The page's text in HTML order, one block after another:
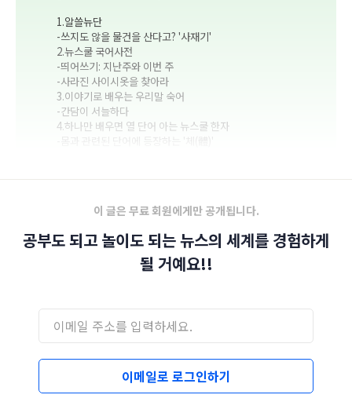
1.알쓸뉴단
-쓰지도 않을 물건을 산다고? '사재기'
2.뉴스쿨 국어사전
-띄어쓰기: 지난주와 이번 주
-사라진 사이시옷을 찾아라
3.이야기로 배우는 우리말 숙어
-간담이 서늘하다
4.하나만 배우면 열 단어 아는 뉴스쿨 한자
이 글은 무료 회원에게만 공개됩니다.
공부도 되고 놀이도 되는 뉴스의 세계를 경험하게
될 거예요!!
이메일로 로그인하기